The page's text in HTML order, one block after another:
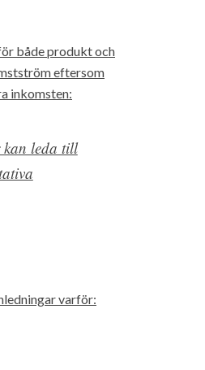
både produkt och
eftersom
inkomsten:
kan leda till
varför: